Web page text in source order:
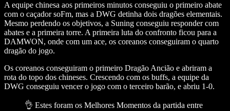
A equipe chinesa aos primeiros minutos conseguiu o primeiro abate
com o caçador soFm, mas a DWG detinha dois dragões elementais.
Mesmo perdendo os objetivos, a Suning conseguiu responder com
abates e a primeira torre. A primeira luta do confronto ficou para a
DAMWON, onde com um ace, os coreanos conseguiram o quarto
dragão do jogo.
Os coreanos conseguiram o primeiro Dragão Ancião e abriram a
rota do topo dos chineses. Crescendo com os buffs, a equipe da
DWG conseguiu vencer o jogo com o terceiro barão, e abriu 1-0.
👌 Estes foram os Melhores Momentos da partida entre